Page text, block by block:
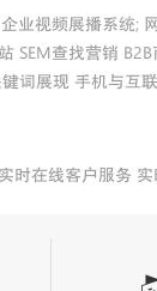
业视频展播系统;
SEM查找营销
词展现 手机与互
时在线客户服务